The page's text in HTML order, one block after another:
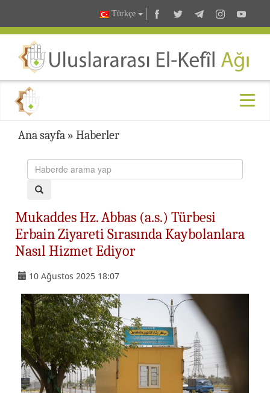
Türkçe
Ana sayfa » Haberler
Mukaddes Hz. Abbas (a.s.) Türbesi
Erbain Ziyareti Sırasında Kaybolanlara
Nasıl Hizmet Ediyor
10 Ağustos 2025 18:07